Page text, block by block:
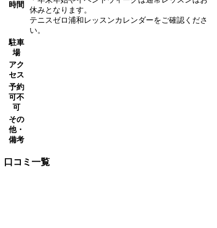
時間
休みとなります。
テニスゼロ浦和レッスンカレンダーをご確認くださ
い。
駐車
場
アク
セス
予約
可不
可
その
他・
備考
口コミ一覧